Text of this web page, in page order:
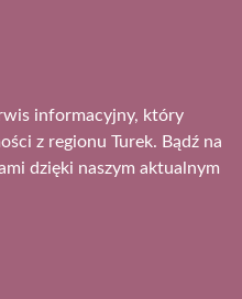
informacyjny, który
z regionu Turek. Bądź na
dzięki naszym aktualnym